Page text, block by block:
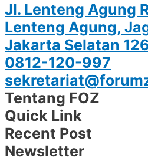
Jl. Lenteng Agung
Lenteng Agung,
Jakarta Selatan
0812-120-997
Tentang FOZ
Quick Link
Recent Post
Newsletter